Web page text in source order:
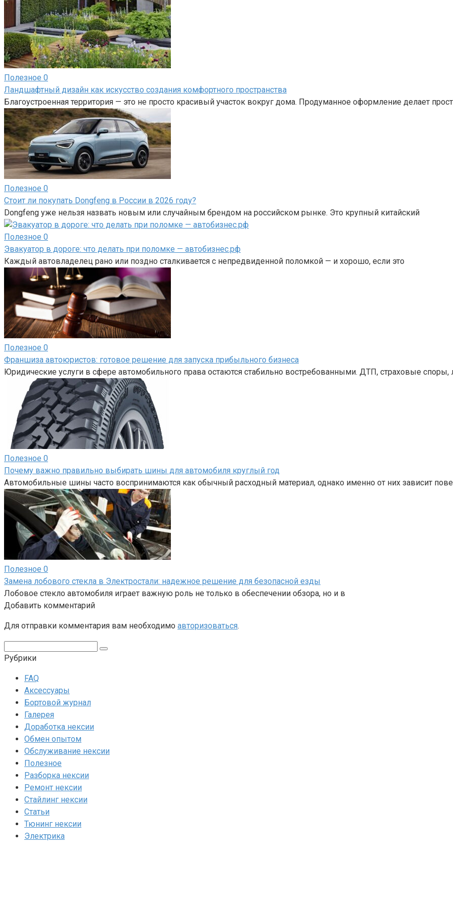
Полезное 0
Ландшафтный дизайн как искусство создания комфортного пространства
Благоустроенная территория — это не просто красивый участок вокруг дома. Продуманное оформление делает
Полезное 0
Стоит ли покупать Dongfeng в России в 2026 году?
Dongfeng уже нельзя назвать новым или случайным брендом на российском рынке. Это крупный китайский
Полезное 0
Эвакуатор в дороге: что делать при поломке — автобизнес.рф
Каждый автовладелец рано или поздно сталкивается с непредвиденной поломкой — и хорошо, если это
Полезное 0
Франшиза автоюристов: готовое решение для запуска прибыльного бизнеса
Юридические услуги в сфере автомобильного права остаются стабильно востребованными. ДТП, страховые споры,
Полезное 0
Почему важно правильно выбирать шины для автомобиля круглый год
Автомобильные шины часто воспринимаются как обычный расходный материал, однако именно от них зависит
Полезное 0
Замена лобового стекла в Электростали: надежное решение для безопасной езды
Лобовое стекло автомобиля играет важную роль не только в обеспечении обзора, но и в
Добавить комментарий
Для отправки комментария вам необходимо авторизоваться.
Рубрики
FAQ
Аксессуары
Бортовой журнал
Галерея
Доработка нексии
Обмен опытом
Обслуживание нексии
Полезное
Разборка нексии
Ремонт нексии
Стайлинг нексии
Статьи
Тюнинг нексии
Электрика